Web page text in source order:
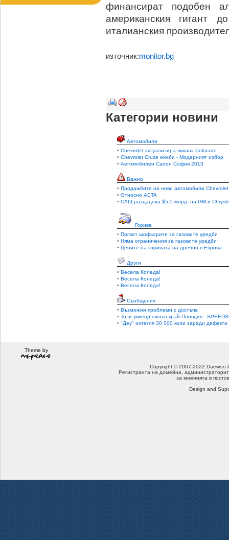
финансират подобен
американския гигант
италианския
източник:monitor.bg
Категории новини
Автомобили
• Chevrolet актуализира пикапа Colorado
• Chevrolet Cruze комби - Модерният избор
• Автомобилен Салон София 2013
Важно
• Продажбите на нови автомобили Chevrolet
• Относно ACTA
• САЩ раздадоха $5,5 млрд. на GM и
Горива
• Погват шофьорите за газовите уредби
• Няма ограничения за газовите уредби
• Цените на горивата на дребно в Европа
Други
• Весела Коледа!
• Весела Коледа!
• Весела Коледа!
Съобщения
• Възможни проблеми с достъпа
• Този уикенд екшън край Пловдив -
• "Деу" изтегля 30 000 коли заради дефекти
Theme by
Copyright © 2007-2022
Регистранта на домейна,
за мненията в
Design and